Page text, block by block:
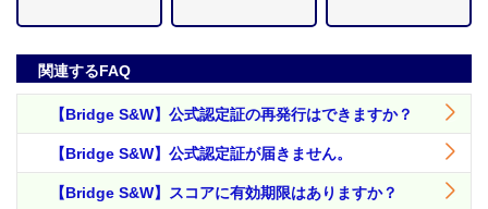
関連するFAQ
【Bridge S&W】公式認定証の再発行はできますか？
【Bridge S&W】公式認定証が届きません。
【Bridge S&W】スコアに有効期限はありますか？